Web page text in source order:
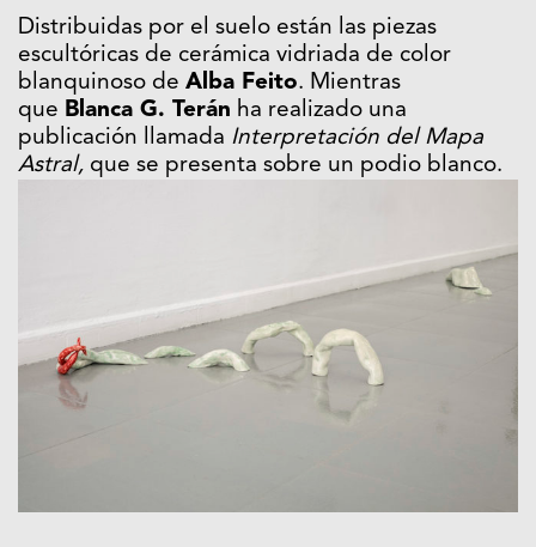
Distribuidas por el suelo están las piezas
escultóricas de cerámica vidriada de color
blanquinoso de Alba Feito. Mientras
que Blanca G. Terán ha realizado una
publicación llamada Interpretación del Mapa
Astral, que se presenta sobre un podio blanco.